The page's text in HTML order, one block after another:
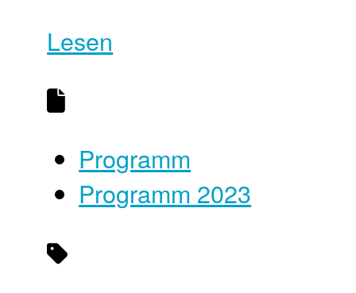
Lesen
Programm
Programm 2023